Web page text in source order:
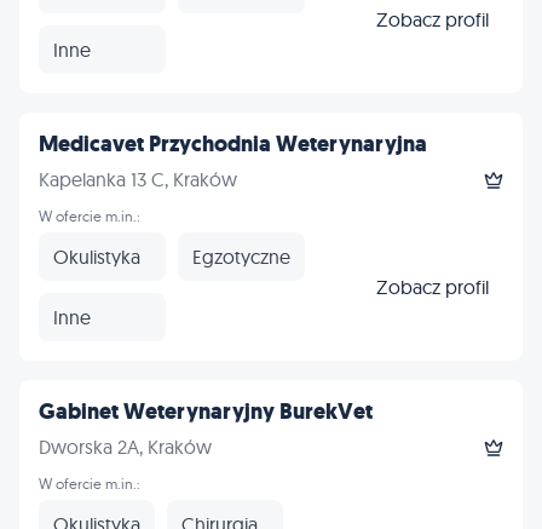
Inne
Zobacz profil
Medicavet Przychodnia Weterynaryjna
Kapelanka 13 C, Kraków
W ofercie m.in.:
Okulistyka Egzotyczne
Inne
Zobacz profil
Gabinet Weterynaryjny BurekVet
Dworska 2A, Kraków
W ofercie m.in.:
Okulistyka Chirurgia